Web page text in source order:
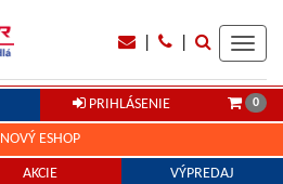
PRIHLÁSENIE 0
NOVÝ ESHOP
AKCIE VÝPREDAJ